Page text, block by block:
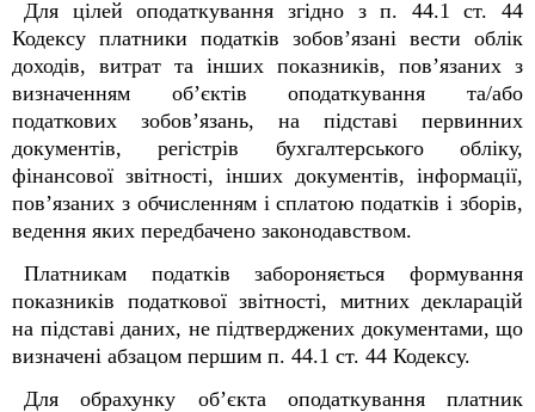
Для цілей оподаткування згідно з п. 44.1 ст. 44
Кодексу платники податків зобов’язані вести облік
доходів, витрат та інших показників, пов’язаних з
визначенням об’єктів оподаткування та/або
податкових зобов’язань, на підставі первинних
документів, регістрів бухгалтерського обліку,
фінансової звітності, інших документів, інформації,
пов’язаних з обчисленням і сплатою податків і зборів,
ведення яких передбачено законодавством.
Платникам податків забороняється формування
показників податкової звітності, митних декларацій
на підставі даних, не підтверджених документами, що
визначені абзацом першим п. 44.1 ст. 44 Кодексу.
Для обрахунку об’єкта оподаткування платник